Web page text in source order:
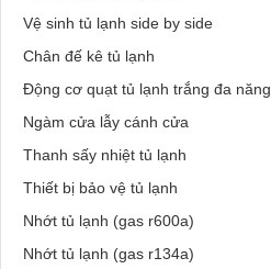
Vệ sinh tủ lạnh side by side
Chân đế kê tủ lạnh
Động cơ quạt tủ lạnh trắng đa năng
Ngàm cửa lẫy cánh cửa
Thanh sấy nhiệt tủ lạnh
Thiết bị bảo vệ tủ lạnh
Nhớt tủ lạnh (gas r600a)
Nhớt tủ lạnh (gas r134a)